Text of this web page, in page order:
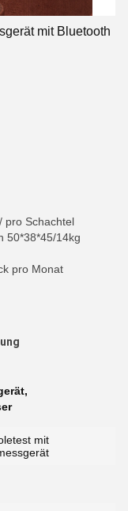
mit Bluetooth
pro Schachtel
50*38*45/14kg
pro Monat
,
mit